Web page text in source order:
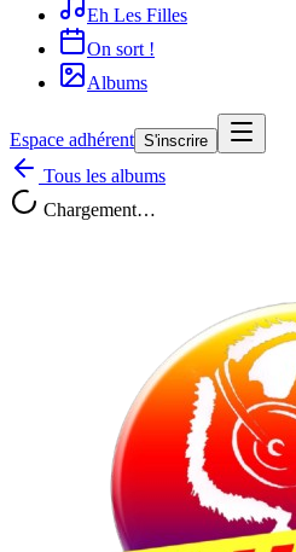
Eh Les Filles
On sort !
Albums
Espace adhérent S'inscrire
Tous les albums
Chargement…